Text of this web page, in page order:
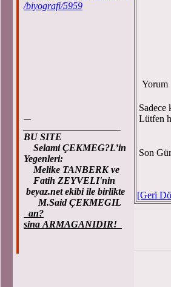
/biyografi/5959
BU SITE
Selami ÇEKMEG?L’in
Yegenleri:
Melike TANBERK ve
Fatih ZEYVELI'nin
beyaz.net ekibi ile birlikte
M.Said ÇEKMEGIL
an?
sina ARMAGANIDIR!
Yorum
Sadece
Lütfen
Son
[Geri